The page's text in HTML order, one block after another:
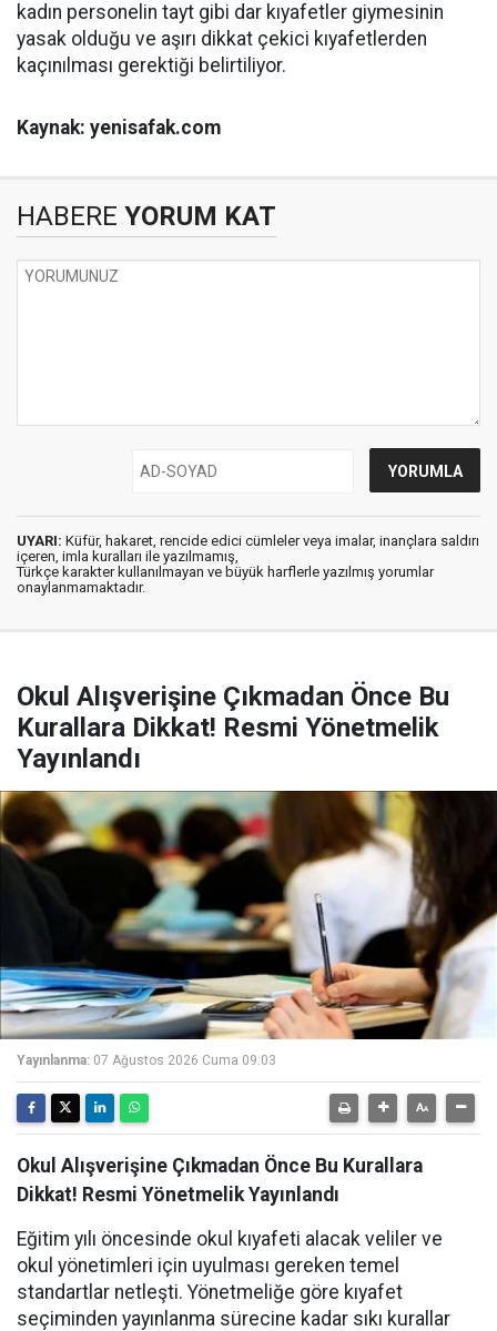
kadın personelin tayt gibi dar kıyafetler giymesinin
yasak olduğu ve aşırı dikkat çekici kıyafetlerden
kaçınılması gerektiği belirtiliyor.
Kaynak: yenisafak.com
HABERE YORUM KAT
UYARI: Küfür, hakaret, rencide edici cümleler veya imalar, inançlara saldırı
içeren, imla kuralları ile yazılmamış,
Türkçe karakter kullanılmayan ve büyük harflerle yazılmış yorumlar
onaylanmamaktadır.
Okul Alışverişine Çıkmadan Önce Bu
Kurallara Dikkat! Resmi Yönetmelik
Yayınlandı
Yayınlanma: 07 Ağustos 2026 Cuma 09:03
Okul Alışverişine Çıkmadan Önce Bu Kurallara
Dikkat! Resmi Yönetmelik Yayınlandı
Eğitim yılı öncesinde okul kıyafeti alacak veliler ve
okul yönetimleri için uyulması gereken temel
standartlar netleşti. Yönetmeliğe göre kıyafet
seçiminden yayınlanma sürecine kadar sıkı kurallar